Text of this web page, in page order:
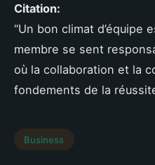
Citation:
“Un bon climat d’équipe
membre se sent
où la collaboration et la
fondements de la
Business